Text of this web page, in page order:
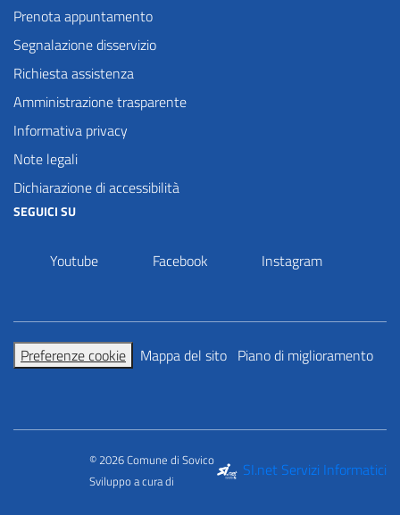
Prenota appuntamento
Segnalazione disservizio
Richiesta assistenza
Amministrazione trasparente
Informativa privacy
Note legali
Dichiarazione di accessibilità
SEGUICI SU
Youtube Facebook Instagram
Preferenze cookie Mappa del sito Piano di miglioramento
© 2026 Comune di Sovico
Sviluppo a cura di
SI.net Servizi Informatici